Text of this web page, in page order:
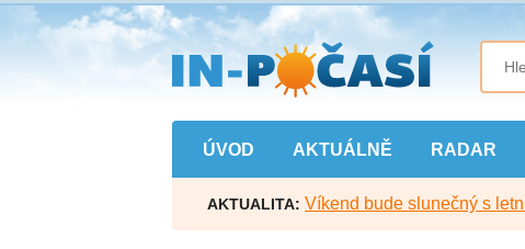
Přejít
na
hlavní
obsah
ÚVOD AKTUÁLNĚ RADAR
AKTUALITA: Víkend bude slunečný s